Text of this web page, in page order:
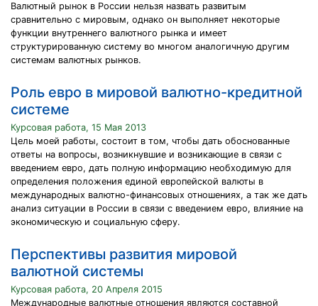
Валютный рынок в России нельзя назвать развитым
сравнительно с мировым, однако он выполняет некоторые
функции внутреннего валютного рынка и имеет
структурированную систему во многом аналогичную другим
системам валютных рынков.
Роль евро в мировой валютно-кредитной
системе
Курсовая работа, 15 Мая 2013
Цель моей работы, состоит в том, чтобы дать обоснованные
ответы на вопросы, возникнувшие и возникающие в связи с
введением евро, дать полную информацию необходимую для
определения положения единой европейской валюты в
международных валютно-финансовых отношениях, а так же дать
анализ ситуации в России в связи с введением евро, влияние на
экономическую и социальную сферу.
Перспективы развития мировой
валютной системы
Курсовая работа, 20 Апреля 2015
Международные валютные отношения являются составной